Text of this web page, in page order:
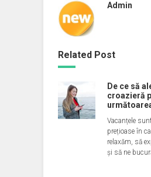
Admin
Related Post
De ce să
croazieră
Vacanțele
prețioase în
relaxăm, să
și să ne